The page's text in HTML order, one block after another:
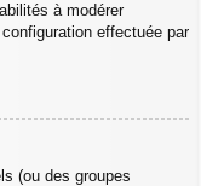
à modérer
effectuée par
(ou des groupes